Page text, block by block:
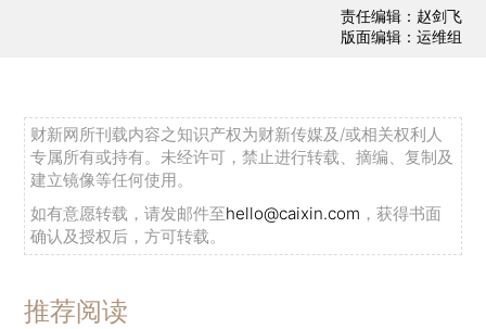
责任编辑：赵剑飞
版面编辑：运维组
财新网所刊载内容之知识产权为财新传媒及/或相关权利人
专属所有或持有。未经许可，禁止进行转载、摘编、复制及
建立镜像等任何使用。
如有意愿转载，请发邮件至hello@caixin.com ，获得书面
确认及授权后，方可转载。
推荐阅读